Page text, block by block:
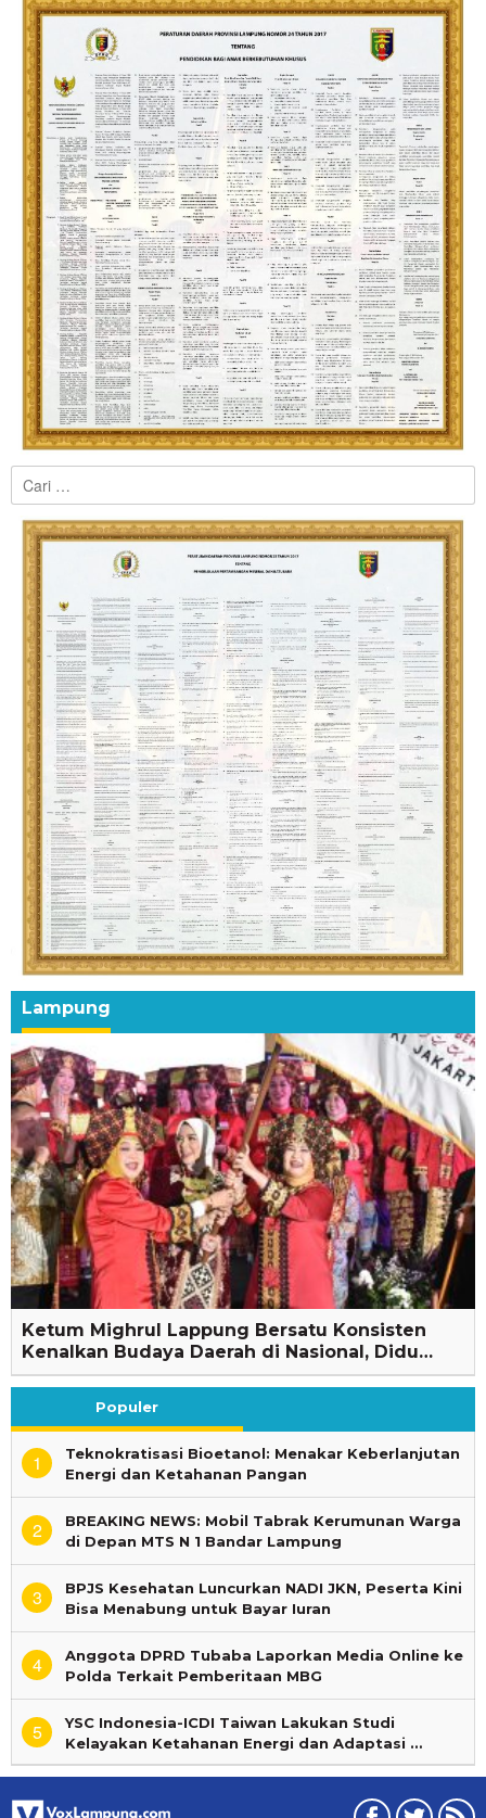
Cari
untuk:
Lampung
Ketum Mighrul Lappung Bersatu Konsisten
Kenalkan Budaya Daerah di Nasional, Didu…
Populer
1
Teknokratisasi Bioetanol: Menakar Keberlanjutan
Energi dan Ketahanan Pangan
2
BREAKING NEWS: Mobil Tabrak Kerumunan Warga
di Depan MTS N 1 Bandar Lampung
3
BPJS Kesehatan Luncurkan NADI JKN, Peserta Kini
Bisa Menabung untuk Bayar Iuran
4
Anggota DPRD Tubaba Laporkan Media Online ke
Polda Terkait Pemberitaan MBG
5
YSC Indonesia-ICDI Taiwan Lakukan Studi
Kelayakan Ketahanan Energi dan Adaptasi …